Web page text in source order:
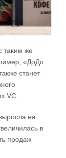
таким же
«ДоДо
станет
на
в
продаж